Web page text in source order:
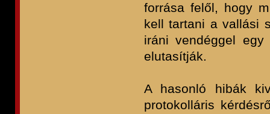
forrása felől, hogy
kell tartani a vallási
iráni vendéggel
elutasítják.
A hasonló hibák
protokolláris